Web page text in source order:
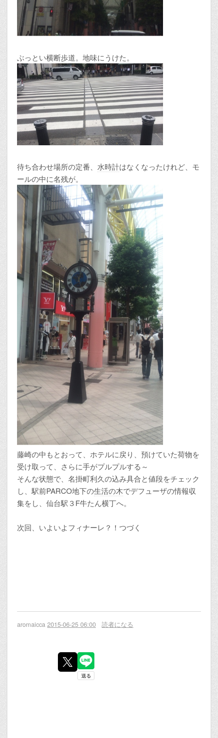
ぶっとい横断歩道。地味にうけた。
待ち合わせ場所の定番、 水時計はなくなったけれど、モ
ールの中に名残が。
藤崎の中もとおって、ホテルに戻り、預けていた荷物を
受け取って、さらに手がプルプルする～
そんな状態で、名掛町利久の込み具合と値段をチェック
し、駅前PARCO地下の生活の木でデフューザの情報収
集をし、仙台駅３F牛たん横丁へ。
次回、いよいよフィナーレ？！つづく
aromaicca 2015-06-25 06:00 読者になる